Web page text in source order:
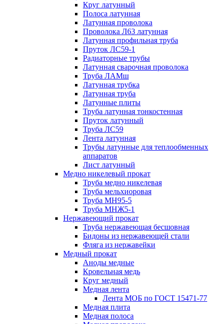
Круг латунный
Полоса латунная
Латунная проволока
Проволока Л63 латунная
Латунная профильная труба
Пруток ЛС59-1
Радиаторные трубы
Латунная сварочная проволока
Труба ЛАМш
Латунная трубка
Латунная труба
Латунные плиты
Труба латунная тонкостенная
Пруток латунный
Труба ЛС59
Лента латунная
Трубы латунные для теплообменных
аппаратов
Лист латунный
Медно никелевый прокат
Труба медно никелевая
Труба мельхиоровая
Труба МН95-5
Труба МНЖ5-1
Нержавеющий прокат
Труба нержавеющая бесшовная
Бидоны из нержавеющей стали
Фляга из нержавейки
Медный прокат
Аноды медные
Кровельная медь
Круг медный
Медная лента
Лента МОБ по ГОСТ 15471-77
Медная плита
Медная полоса